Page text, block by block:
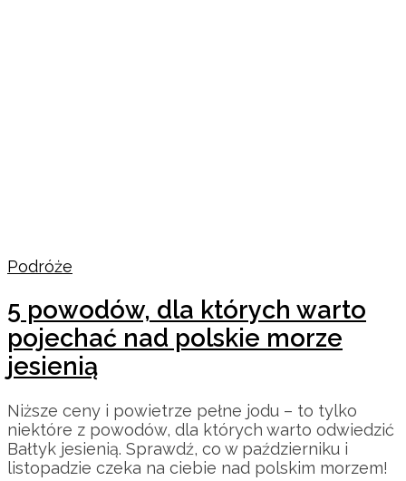
Podróże
5 powodów, dla których warto
pojechać nad polskie morze
jesienią
Niższe ceny i powietrze pełne jodu – to tylko
niektóre z powodów, dla których warto odwiedzić
Bałtyk jesienią. Sprawdź, co w październiku i
listopadzie czeka na ciebie nad polskim morzem!